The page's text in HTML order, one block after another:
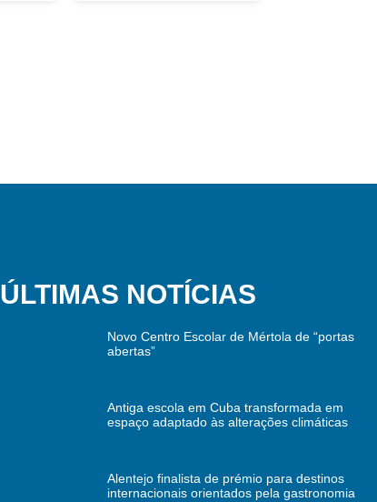
ÚLTIMAS NOTÍCIAS
Novo Centro Escolar de Mértola de “portas
abertas”
Antiga escola em Cuba transformada em
espaço adaptado às alterações climáticas
Alentejo finalista de prémio para destinos
internacionais orientados pela gastronomia